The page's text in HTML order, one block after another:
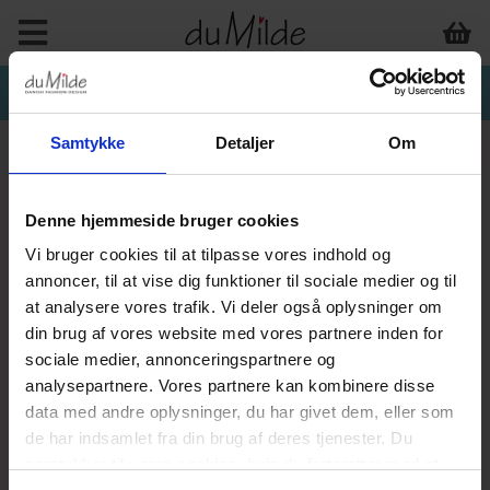
Samtykke Detaljer Om
Denne hjemmeside bruger cookies
Vi bruger cookies til at tilpasse vores indhold og
annoncer, til at vise dig funktioner til sociale medier og til
at analysere vores trafik. Vi deler også oplysninger om
din brug af vores website med vores partnere inden for
sociale medier, annonceringspartnere og
analysepartnere. Vores partnere kan kombinere disse
data med andre oplysninger, du har givet dem, eller som
de har indsamlet fra din brug af deres tjenester. Du